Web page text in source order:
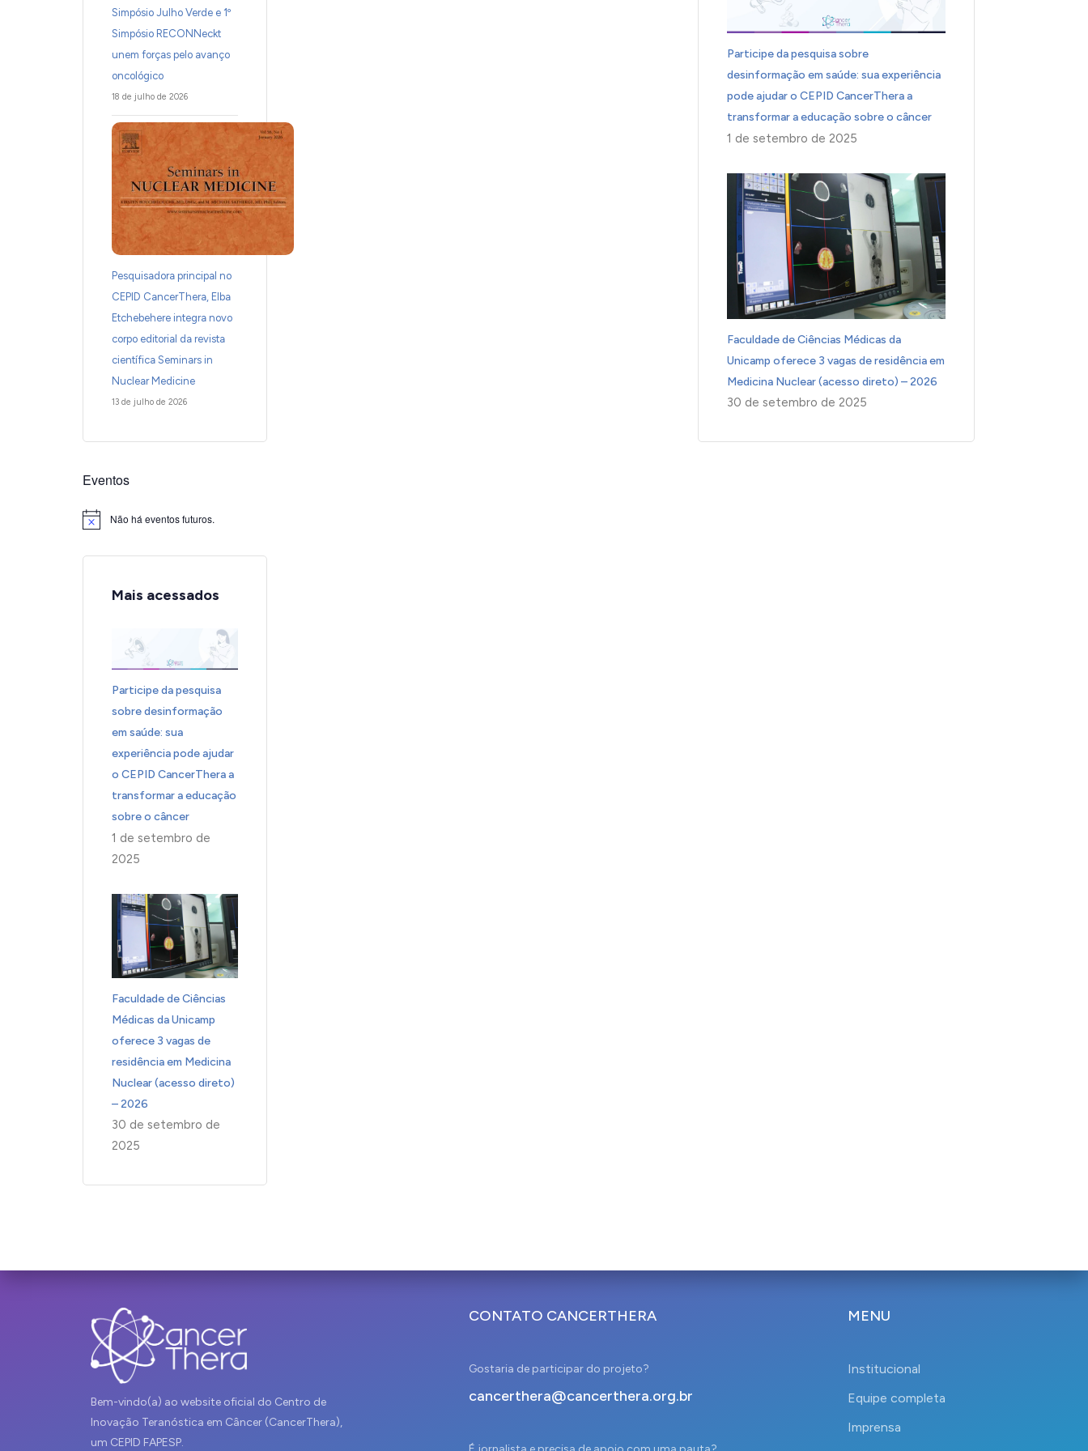
Simpósio Julho Verde e 1º
Simpósio RECONNeckt
unem forças pelo avanço
oncológico
18 de julho de 2026
Pesquisadora principal no
CEPID CancerThera, Elba
Etchebehere integra novo
corpo editorial da revista
científica Seminars in
Nuclear Medicine
13 de julho de 2026
Eventos
Notice Não há eventos futuros.
Mais acessados
Participe da pesquisa
sobre desinformação
em saúde: sua
experiência pode ajudar
o CEPID CancerThera a
transformar a educação
sobre o câncer
1 de setembro de
2025
Faculdade de Ciências
Médicas da Unicamp
oferece 3 vagas de
residência em Medicina
Nuclear (acesso direto)
– 2026
30 de setembro de
2025
Participe da pesquisa sobre
desinformação em saúde: sua experiência
pode ajudar o CEPID CancerThera a
transformar a educação sobre o câncer
1 de setembro de 2025
Faculdade de Ciências Médicas da
Unicamp oferece 3 vagas de residência em
Medicina Nuclear (acesso direto) – 2026
30 de setembro de 2025
Bem-vindo(a) ao website oficial do Centro de
Inovação Teranóstica em Câncer (CancerThera),
um CEPID FAPESP.
CONTATO CANCERTHERA
Gostaria de participar do projeto?
cancerthera@cancerthera.org.br
MENU
Institucional
Equipe completa
Imprensa